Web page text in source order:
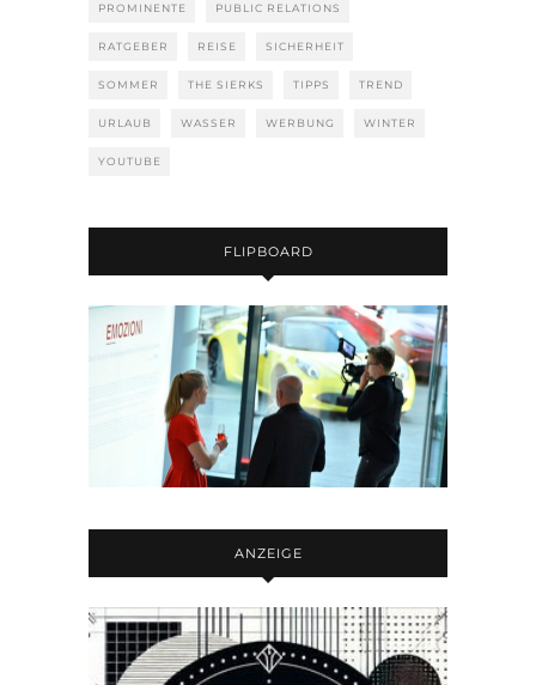
PROMINENTE PUBLIC RELATIONS
RATGEBER REISE SICHERHEIT
SOMMER THE SIERKS TIPPS TREND
URLAUB WASSER WERBUNG WINTER
YOUTUBE
FLIPBOARD
ANZEIGE